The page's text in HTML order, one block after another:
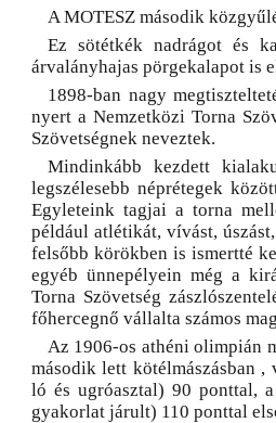
A MOTESZ második
Ez sötétkék nadrágot és
árvalányhajas pörgekalapot is
1898-ban nagy
nyert a Nemzetközi Torna
Szövetségnek neveztek.
Mindinkább kezdett
legszélesebb néprétegek
Egyleteink tagjai a torna
például atlétikát, vívást,
felsőbb körökben is ismertté
egyéb ünnepélyein még a
Torna Szövetség
főhercegnő vállalta számos
Az 1906-os athéni olimpián
második lett kötélmászásban
ló és ugróasztal) 90 ponttal,
gyakorlat járult) 110 ponttal